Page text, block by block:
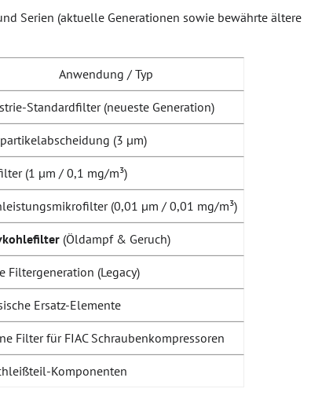
Serien (aktuelle Generationen sowie bewährte ältere
Anwendung / Typ
Standardfilter (neueste Generation)
(3 µm)
(1 µm / 0,1 mg/m³)
(0,01 µm / 0,01 mg/m³)
(Öldampf & Geruch)
Filtergeneration (Legacy)
Ersatz-Elemente
Filter für FIAC Schraubenkompressoren
Komponenten